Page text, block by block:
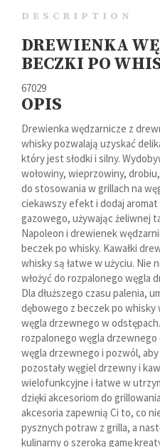
DESCRIPTION
DREWIENKA
BECZKI PO
67029
OPIS
Drewienka wędzarnicze z
whisky pozwalają uzyskać
który jest słodki i silny.
wołowiny, wieprzowiny,
do stosowania w grillach na
ciekawszy efekt i dodaj
gazowego, używając żeliwnej
Napoleon i drewienek
beczek po whisky. Kawałki
whisky są łatwe w użyciu. Nie
włożyć do rozpalonego węgla
Dla dłuższego czasu palenia,
dębowego z beczek po
węgla drzewnego w
rozpalonego węgla
węgla drzewnego i pozwól, aby
pozostały węgiel drzewny i
wielofunkcyjne i łatwe w
dzięki akcesoriom do
akcesoria zapewnią Ci to, co
pysznych potraw z grilla, a
kulinarny o szeroką gamę